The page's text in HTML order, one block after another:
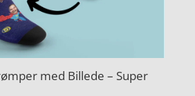
med Billede – Super